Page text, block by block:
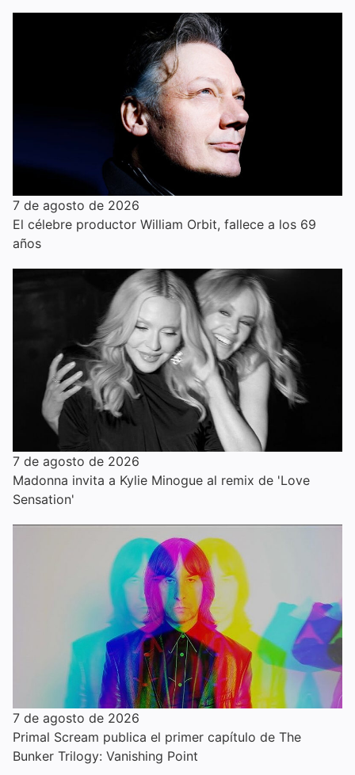
7 de agosto de 2026
El célebre productor William Orbit, fallece a los 69
años
7 de agosto de 2026
Madonna invita a Kylie Minogue al remix de 'Love
Sensation'
7 de agosto de 2026
Primal Scream publica el primer capítulo de The
Bunker Trilogy: Vanishing Point